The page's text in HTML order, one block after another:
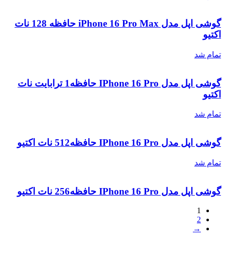
گوشی اپل مدل iPhone 16 Pro Max حافظه 128 نات
اکتیو
تمام شد
گوشی اپل مدل IPhone 16 Pro حافظه1 ترابایت نات
اکتیو
تمام شد
گوشی اپل مدل IPhone 16 Pro حافظه512 نات اکتیو
تمام شد
گوشی اپل مدل IPhone 16 Pro حافظه256 نات اکتیو
1
2
→